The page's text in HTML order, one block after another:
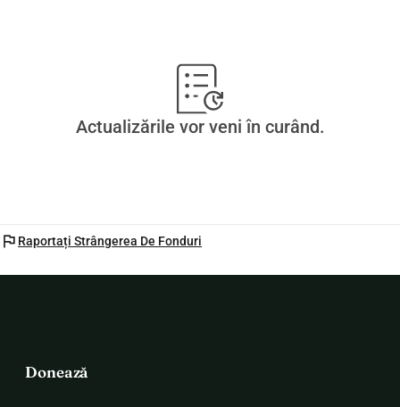
Actualizările vor veni în curând.
flag Raportați Strângerea De Fonduri
Donează